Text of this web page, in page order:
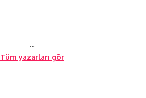
…
Tüm yazarları gör